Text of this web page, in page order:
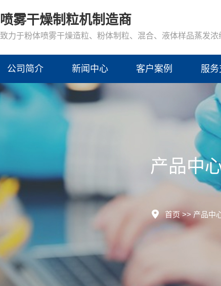
喷雾干燥制粒机制造商
致力于粉体喷雾干燥造粒、粉体制粒、混合、液体样品蒸发浓
公司简介 新闻中心 客户案例 服
产品中
首页>>产品中